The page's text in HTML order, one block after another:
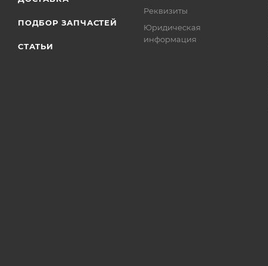
ПОДБОР ЗАПЧАСТЕЙ
СТАТЬИ
Реквизиты
Юридическая
информация